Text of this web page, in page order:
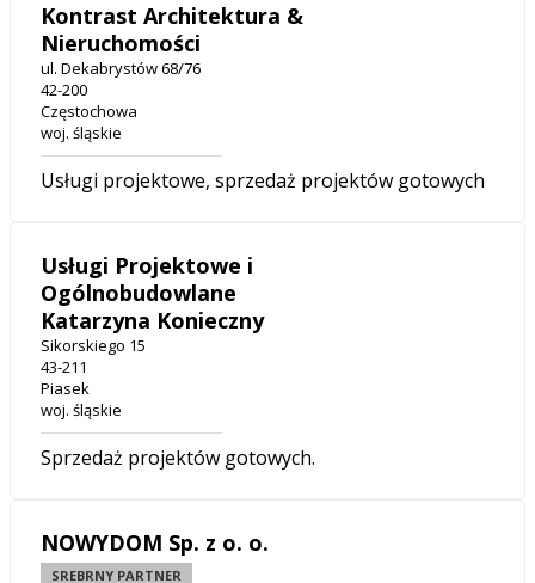
Kontrast Architektura &
Nieruchomości
ul. Dekabrystów 68/76
42-200
Częstochowa
woj. śląskie
Usługi projektowe, sprzedaż projektów gotowych
Usługi Projektowe i
Ogólnobudowlane
Katarzyna Konieczny
Sikorskiego 15
43-211
Piasek
woj. śląskie
Sprzedaż projektów gotowych.
NOWYDOM Sp. z o. o.
SREBRNY PARTNER